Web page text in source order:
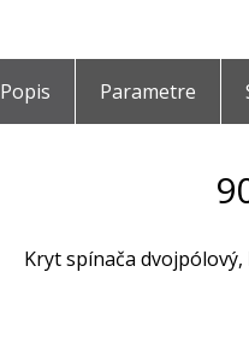
Popis Parametre
Kryt spínača dvojpólový,